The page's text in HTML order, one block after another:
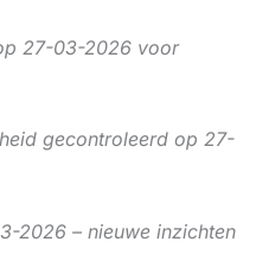
27-03-2026 voor
gecontroleerd op 27-
2026 – nieuwe inzichten